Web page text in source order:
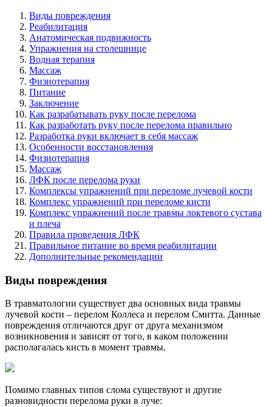
Виды повреждения
Реабилитация
Анатомическая подвижность
Упражнения на столешнице
Водная терапия
Массаж
Физиотерапия
Питание
Заключение
Как разрабатывать руку после перелома
Как разработать руку после перелома правильно
Разработка руки включает в себя массаж
Особенности восстановления
Физиотерапия
Массаж
ЛФК после перелома руки
Комплексы упражнений при переломе лучевой кости
Комплекс упражнений при переломе кисти
Комплекс упражнений после травмы локтевого сустава
и плеча
Правила проведения ЛФК
Правильное питание во время реабилитации
Дополнительные рекомендации
Виды повреждения
В травматологии существует два основных вида травмы
лучевой кости – перелом Коллеса и перелом Смитта. Данные
повреждения отличаются друг от друга механизмом
возникновения и зависят от того, в каком положении
располагалась кисть в момент травмы.
Помимо главных типов слома существуют и другие
разновидности перелома руки в луче: